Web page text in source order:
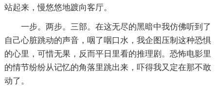
站起来，慢悠悠地踱向客厅。
一步。两步。三部。在这无尽的黑暗中我仿佛听到了
自己心脏跳动的声音，咽了咽口水，我企图压制这种恐惧
的心里，可惜无果，反而平日里看的推理剧。恐怖电影里
的情节纷纷从记忆的角落里跳出来，吓得我又定在那不敢
动了。